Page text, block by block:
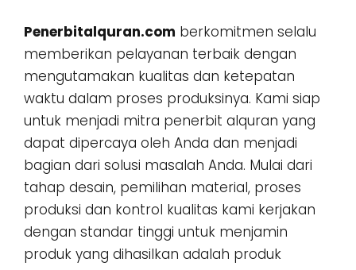
Penerbitalquran.com berkomitmen selalu
memberikan pelayanan terbaik dengan
mengutamakan kualitas dan ketepatan
waktu dalam proses produksinya. Kami siap
untuk menjadi mitra penerbit alquran yang
dapat dipercaya oleh Anda dan menjadi
bagian dari solusi masalah Anda. Mulai dari
tahap desain, pemilihan material, proses
produksi dan kontrol kualitas kami kerjakan
dengan standar tinggi untuk menjamin
produk yang dihasilkan adalah produk